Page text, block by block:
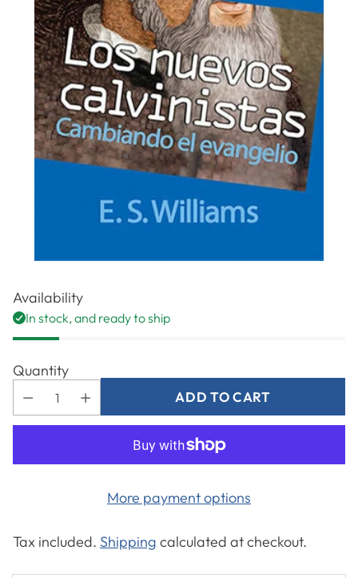
Availability
In stock, and ready to ship
Quantity
ADD TO CART
More payment options
Tax included. Shipping calculated at checkout.